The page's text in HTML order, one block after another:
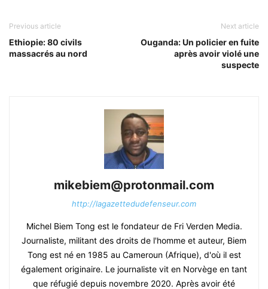
Previous article
Ethiopie: 80 civils
massacrés au nord
Next article
Ouganda: Un policier en fuite
après avoir violé une
suspecte
mikebiem@protonmail.com
http://lagazettedudefenseur.com
Michel Biem Tong est le fondateur de Fri Verden Media.
Journaliste, militant des droits de l'homme et auteur, Biem
Tong est né en 1985 au Cameroun (Afrique), d'où il est
également originaire. Le journaliste vit en Norvège en tant
que réfugié depuis novembre 2020. Après avoir été